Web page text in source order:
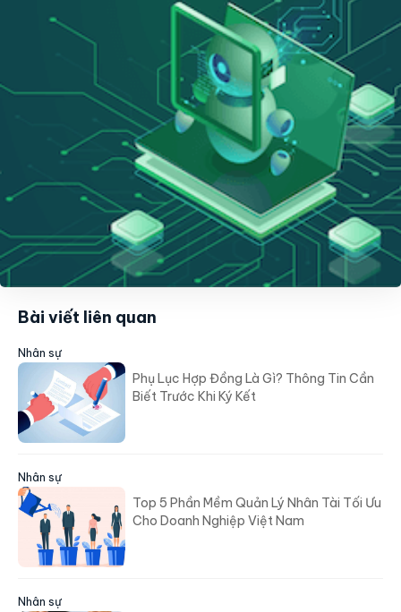
Bài viết liên quan
Nhân sự
Phụ Lục Hợp Đồng Là Gì? Thông Tin Cần
Biết Trước Khi Ký Kết
Nhân sự
Top 5 Phần Mềm Quản Lý Nhân Tài Tối Ưu
Cho Doanh Nghiệp Việt Nam
Nhân sự